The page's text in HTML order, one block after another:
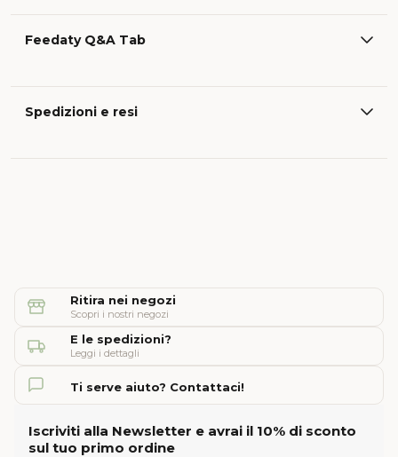
Feedaty Q&A Tab
Spedizioni e resi
Ritira nei negozi
Scopri i nostri negozi
E le spedizioni?
Leggi i dettagli
Ti serve aiuto? Contattaci!
Iscriviti alla Newsletter e avrai il 10% di sconto
sul tuo primo ordine